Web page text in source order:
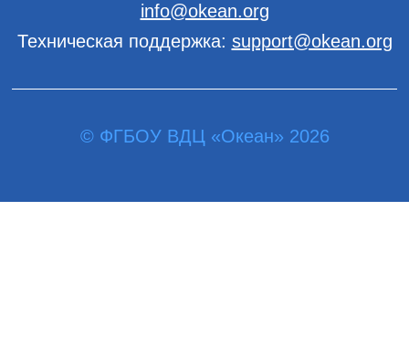
info@okean.org
Техническая поддержка: support@okean.org
© ФГБОУ ВДЦ «Океан» 2026